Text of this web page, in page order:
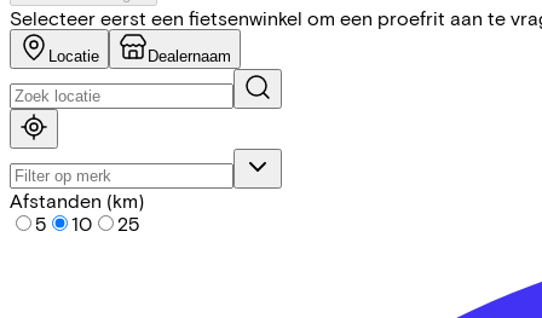
Selecteer eerst een fietsenwinkel om een proefrit aan te
Locatie Dealernaam
Afstanden (km)
5
10 25